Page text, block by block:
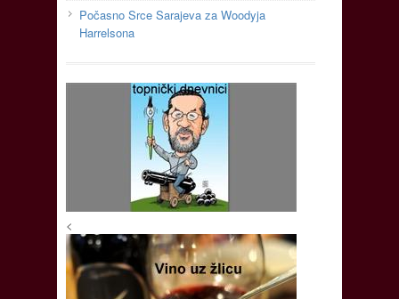
Počasno Srce Sarajeva za Woodyja
Harrelsona
<